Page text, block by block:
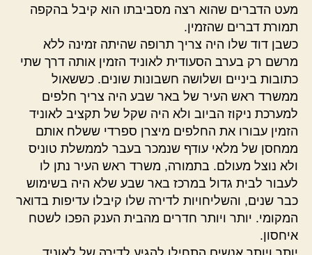
מעט הדברים שהוא רצה מסביבתו הוא קיבל בהקפה
תמורת דברים שהזמין.
כשבן דוד שלו היה צריך תרופה שהיתה זמינה ללא
מרשם רק בערב הסעודית לאוניד הזמין אותה דרך שתי
כתובות ביניים ושלושה חשבונות שונים. כששאול
ממשרד ראש העיר של באר שבע היה צריך חלפים
למערכת ניקוז הביוב ולא היה שקל של תקציב לאוניד
הזמין עבורו את החלפים מיצרן ספרדי ששלח אותם
ממחסן של מלאי עודף שנמכר בעבר לממשלת טוניס
ולא נוצל מעולם. בתמורה, משרד ראש העיר נתן לו
לעבור לבית גדול במרכז באר שבע שלא היה בשימוש
כבר שנים, והשליחויות לדירה שלו קיבלו עדיפות בדואר
המקומי. יותר ויותר חדרים מהבית הענק הפכו לשטח
איחסון.